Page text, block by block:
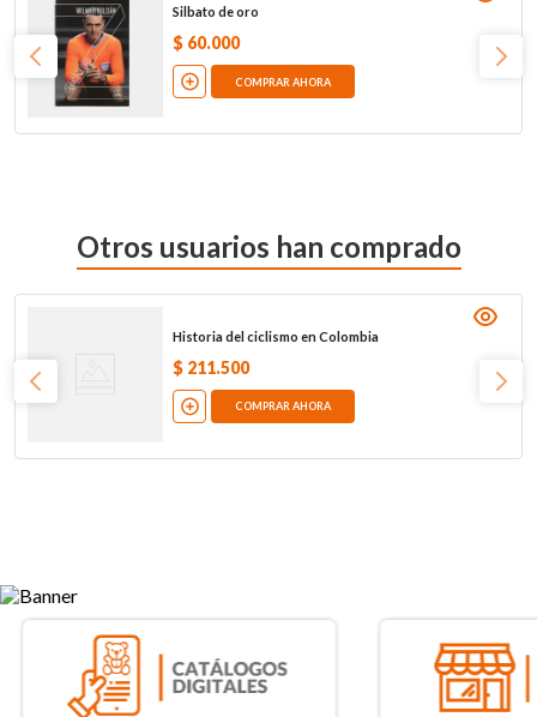
Silbato de oro
$ 60.000
COMPRAR AHORA
Otros usuarios han comprado
Historia del ciclismo en Colombia
$ 211.500
COMPRAR AHORA